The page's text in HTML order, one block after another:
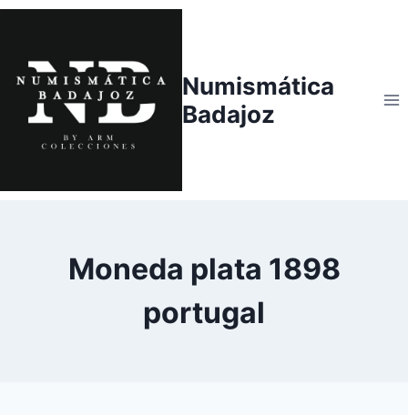
Saltar
contenido
Numismática
Badajoz
Moneda plata 1898
portugal